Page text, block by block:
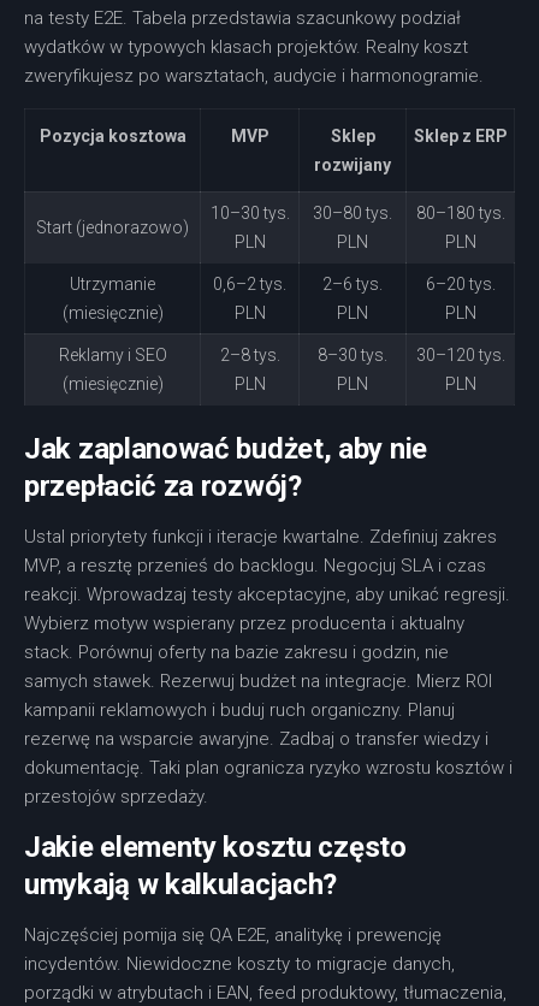
na testy E2E. Tabela przedstawia szacunkowy podział
wydatków w typowych klasach projektów. Realny koszt
zweryfikujesz po warsztatach, audycie i harmonogramie.
Pozycja kosztowa MVP
Sklep
rozwijany
Sklep z ERP
Start (jednorazowo)
10–30 tys.
PLN
30–80 tys.
PLN
80–180 tys.
PLN
Utrzymanie
(miesięcznie)
0,6–2 tys.
PLN
2–6 tys.
PLN
6–20 tys.
PLN
Reklamy i SEO
(miesięcznie)
2–8 tys.
PLN
8–30 tys.
PLN
30–120 tys.
PLN
Jak zaplanować budżet, aby nie
przepłacić za rozwój?
Ustal priorytety funkcji i iteracje kwartalne. Zdefiniuj zakres
MVP, a resztę przenieś do backlogu. Negocjuj SLA i czas
reakcji. Wprowadzaj testy akceptacyjne, aby unikać regresji.
Wybierz motyw wspierany przez producenta i aktualny
stack. Porównuj oferty na bazie zakresu i godzin, nie
samych stawek. Rezerwuj budżet na integracje. Mierz ROI
kampanii reklamowych i buduj ruch organiczny. Planuj
rezerwę na wsparcie awaryjne. Zadbaj o transfer wiedzy i
dokumentację. Taki plan ogranicza ryzyko wzrostu kosztów i
przestojów sprzedaży.
Jakie elementy kosztu często
umykają w kalkulacjach?
Najczęściej pomija się QA E2E, analitykę i prewencję
incydentów. Niewidoczne koszty to migracje danych,
porządki w atrybutach i EAN, feed produktowy, tłumaczenia,